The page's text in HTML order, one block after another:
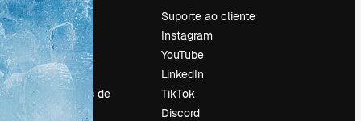
Preços
Sobre nós
Reviews
Emprego
Tendências de
pesquisa
Suporte ao cliente
Instagram
YouTube
LinkedIn
TikTok
Discord